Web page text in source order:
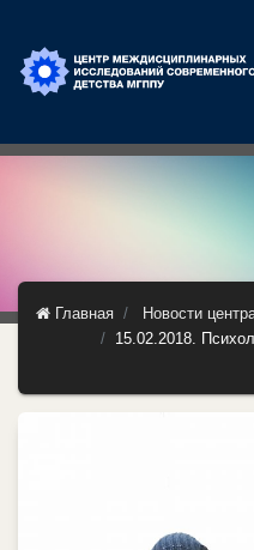
Главная
Новости
15.02.2018.